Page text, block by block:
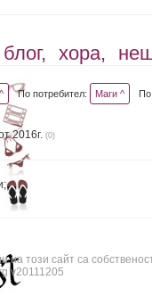
блог, хора,
По потребител: Маги ^
2016г. (0)
на този сайт са
v20111205